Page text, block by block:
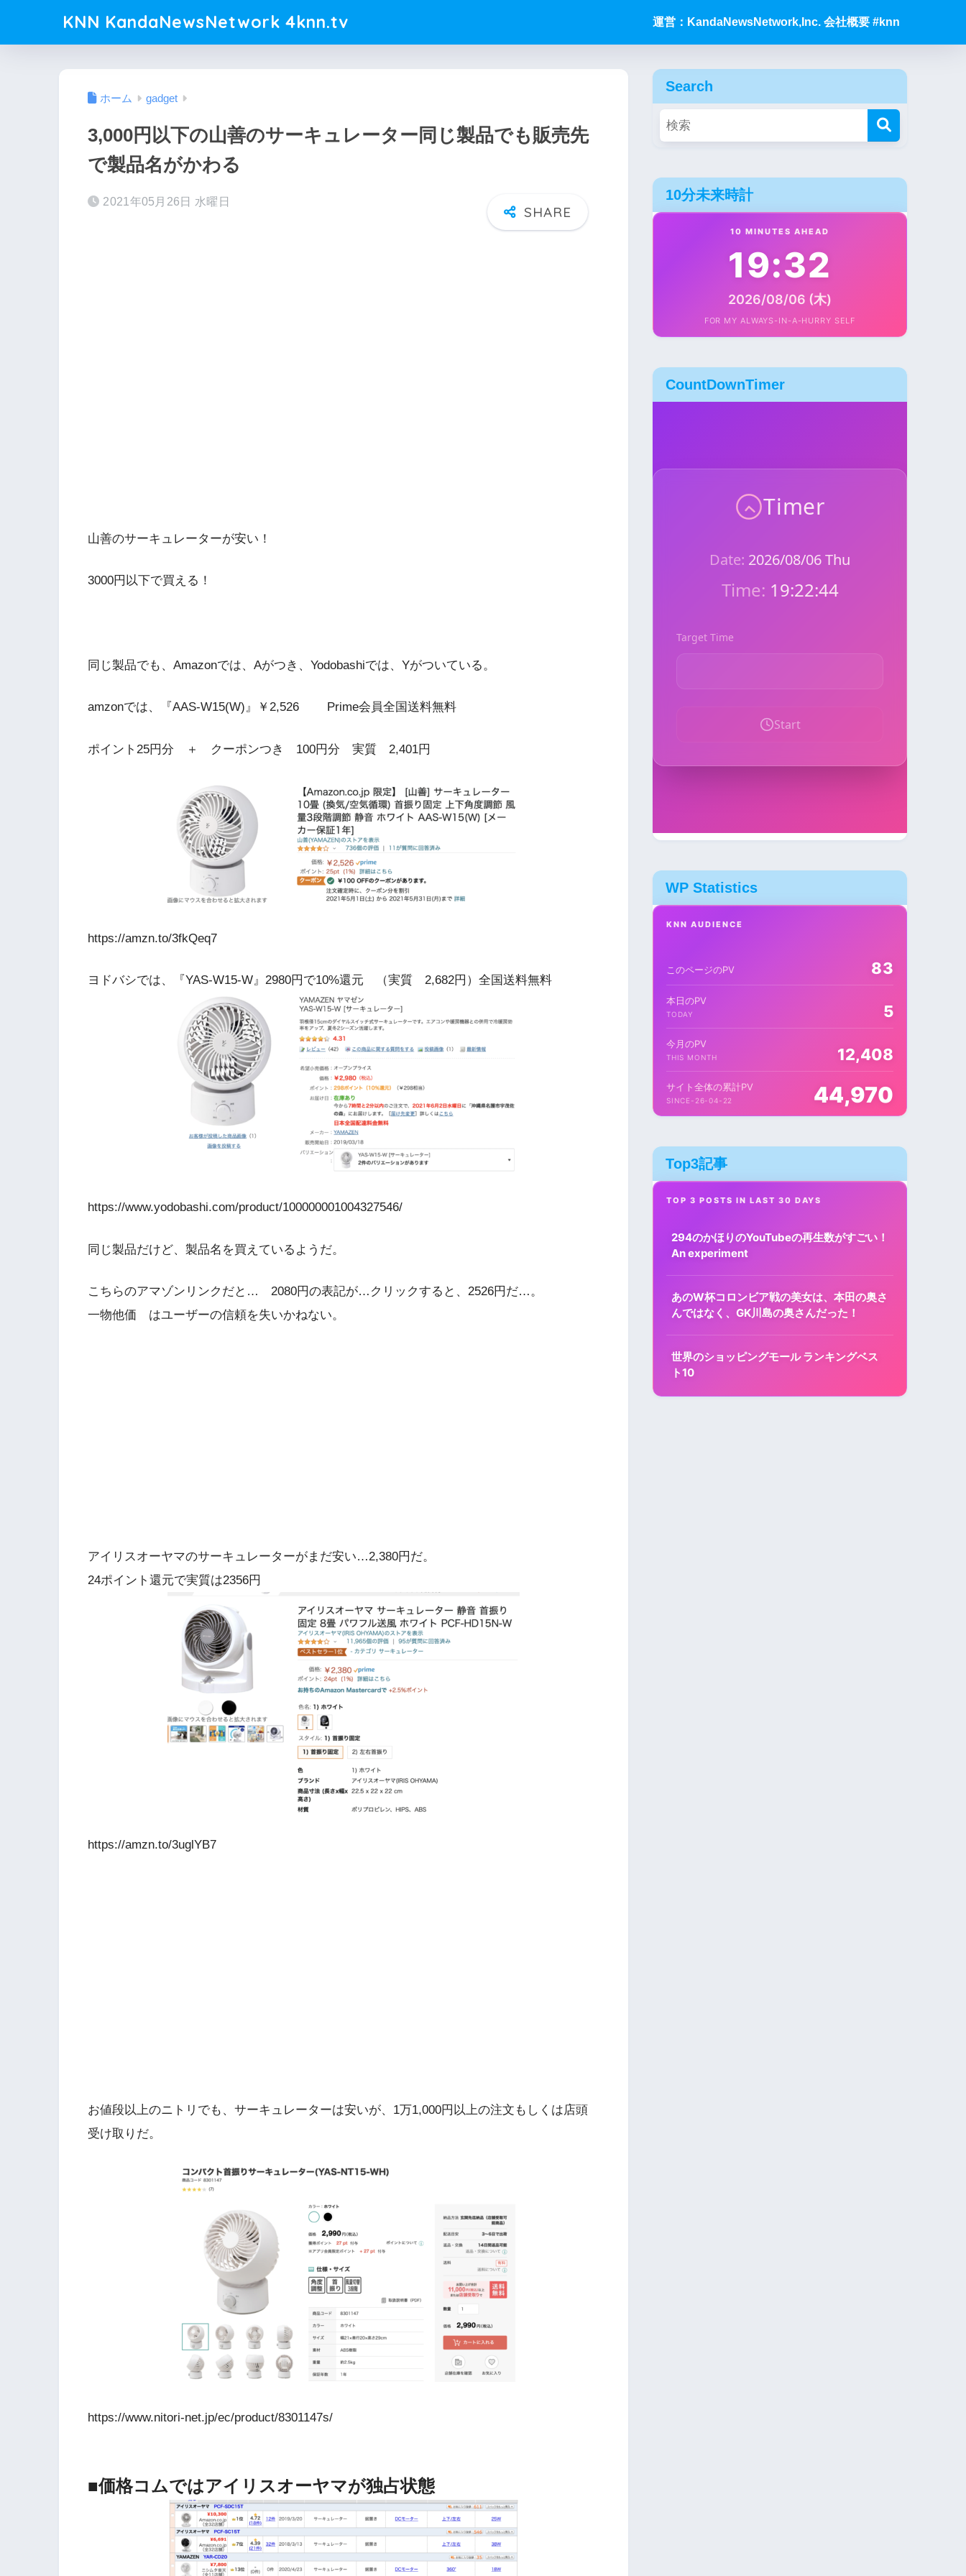
KNN KandaNewsNetwork 4knn.tv 運営：KandaNewsNetwork,Inc. 会社概要 #knn
ホーム gadget
3,000円以下の山善のサーキュレーター同じ製品でも販売先
で製品名がかわる
2021年05月26日 水曜日
山善のサーキュレーターが安い！
3000円以下で買える！
同じ製品でも、Amazonでは、Aがつき、Yodobashiでは、Yがついている。
amzonでは、『AAS-W15(W)』 ￥2,526 Prime会員全国送料無料
ポイント25円分 ＋ クーポンつき 100円分 実質 2,401円
https://amzn.to/3fkQeq7
ヨドバシでは、『YAS-W15-W』2980円で10%還元 （実質 2,682円）全国送料無料
https://www.yodobashi.com/product/100000001004327546/
同じ製品だけど、製品名を買えているようだ。
こちらのアマゾンリンクだと… 2080円の表記が…クリックすると、2526円だ…。
一物他価 はユーザーの信頼を失いかねない。
アイリスオーヤマのサーキュレーターがまだ安い…2,380円だ。
24ポイント還元で実質は2356円
https://amzn.to/3uglYB7
お値段以上のニトリでも、サーキュレーターは安いが、1万1,000円以上の注文もしくは店頭
受け取りだ。
https://www.nitori-net.jp/ec/product/8301147s/
■価格コムではアイリスオーヤマが独占状態
Search
10分未来時計
10 MINUTES AHEAD
19:32
2026/08/06 (木)
FOR MY ALWAYS-IN-A-HURRY SELF
CountDownTimer
WP Statistics
KNN AUDIENCE
このページのPV 83
本日のPV
TODAY 5
今月のPV
THIS MONTH 12,408
サイト全体の累計PV
SINCE-26-04-22 44,970
Top3記事
TOP 3 POSTS IN LAST 30 DAYS
294のかほりのYouTubeの再生数がすごい！
An experiment
あのW杯コロンビア戦の美女は、本田の奥さ
んではなく、GK川島の奥さんだった！
世界のショッピングモール ランキングベス
ト10